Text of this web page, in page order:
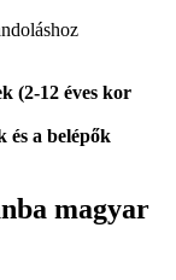
(2-12 éves kor
és a belépők
magyar